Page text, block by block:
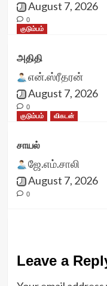
August 7, 2026
0
குடும்பம்
அதிதி
என்.ஸ்ரீதரன்
August 7, 2026
0
குடும்பம்
விகடன்
சாயல்
ஜே.எம்.சாலி
August 7, 2026
0
Leave a